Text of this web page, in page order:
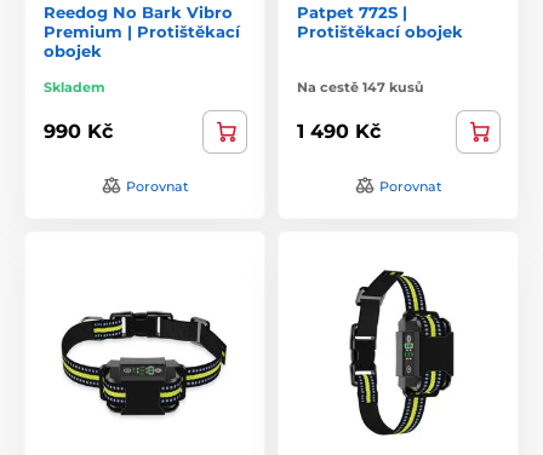
Reedog No Bark Vibro
Premium | Protištěkací
obojek
Skladem
990 Kč
Porovnat
Patpet 772S |
Protištěkací obojek
Na cestě 147 kusů
1 490 Kč
Porovnat